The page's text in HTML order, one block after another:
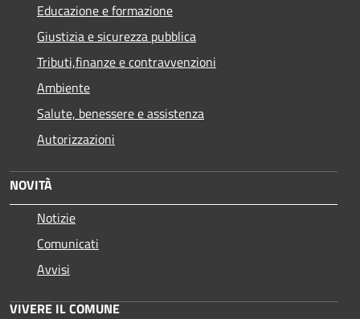
Educazione e formazione
Giustizia e sicurezza pubblica
Tributi,finanze e contravvenzioni
Ambiente
Salute, benessere e assistenza
Autorizzazioni
NOVITÀ
Notizie
Comunicati
Avvisi
VIVERE IL COMUNE